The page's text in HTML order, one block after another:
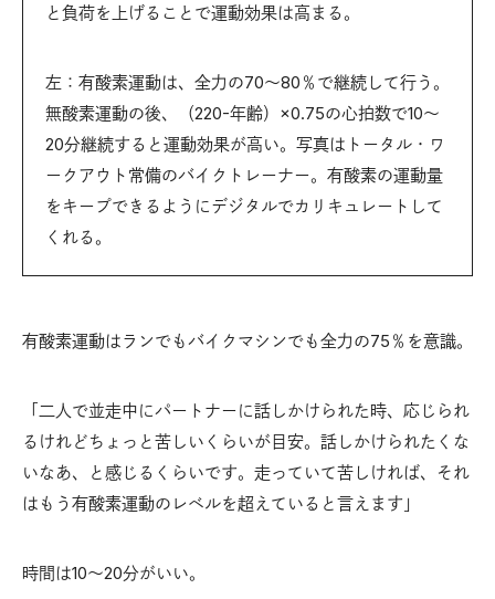
と負荷を上げることで運動効果は高まる。
左：有酸素運動は、全力の70～80％で継続して行う。
無酸素運動の後、（220-年齢）×0.75の心拍数で10～
20分継続すると運動効果が高い。写真はトータル・ワ
ークアウト常備のバイクトレーナー。有酸素の運動量
をキープできるようにデジタルでカリキュレートして
くれる。
有酸素運動はランでもバイクマシンでも全力の75％を意識。
「二人で並走中にパートナーに話しかけられた時、応じられ
るけれどちょっと苦しいくらいが目安。話しかけられたくな
いなあ、と感じるくらいです。走っていて苦しければ、それ
はもう有酸素運動のレベルを超えていると言えます」
時間は10～20分がいい。